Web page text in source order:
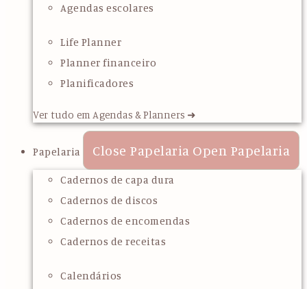
Agendas escolares
Life Planner
Planner financeiro
Planificadores
Ver tudo em Agendas & Planners ➜
Papelaria Close Papelaria Open Papelaria
Cadernos de capa dura
Cadernos de discos
Cadernos de encomendas
Cadernos de receitas
Calendários